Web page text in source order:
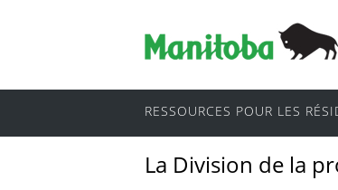
RESSOURCES POUR LES
La Division de la